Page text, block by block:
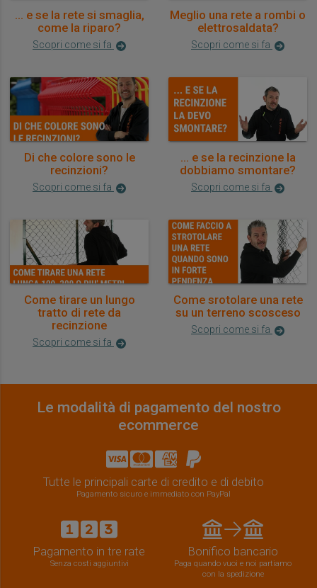
... e se la rete si smaglia,
come la riparo?
Scopri come si fa
Meglio una rete a rombi o
elettrosaldata?
Scopri come si fa
Di che colore sono le
recinzioni?
Scopri come si fa
... e se la recinzione la
dobbiamo smontare?
Scopri come si fa
Come tirare un lungo
tratto di rete da
recinzione
Scopri come si fa
Come srotolare una rete
su un terreno scosceso
Scopri come si fa
Le modalità di pagamento del nostro
ecommerce
Tutte le principali carte di credito e di debito
Pagamento sicuro e immediato con PayPal
Pagamento in tre rate
Senza costi aggiuntivi
Bonifico bancario
Paga quando vuoi e noi partiamo
con la spedizione